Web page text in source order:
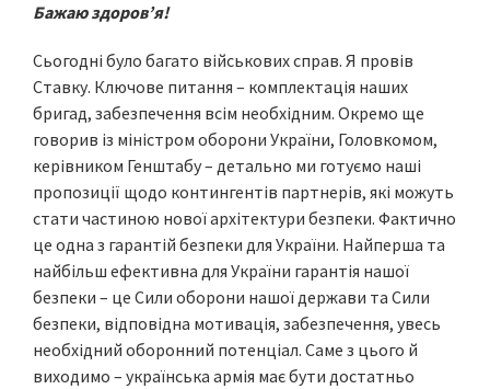
Бажаю здоров’я!
Сьогодні було багато військових справ. Я провів
Ставку. Ключове питання – комплектація наших
бригад, забезпечення всім необхідним. Окремо ще
говорив із міністром оборони України, Головкомом,
керівником Генштабу – детально ми готуємо наші
пропозиції щодо контингентів партнерів, які можуть
стати частиною нової архітектури безпеки. Фактично
це одна з гарантій безпеки для України. Найперша та
найбільш ефективна для України гарантія нашої
безпеки – це Сили оборони нашої держави та Сили
безпеки, відповідна мотивація, забезпечення, увесь
необхідний оборонний потенціал. Саме з цього й
виходимо – українська армія має бути достатньо